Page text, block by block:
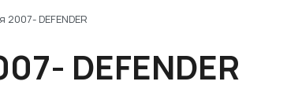
DEFENDER
DEFENDER